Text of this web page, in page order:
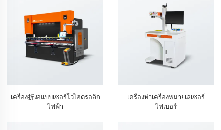
เครื่อง折งอแบบเซอร์โวไฮดรอลิก
ไฟฟ้า
เครื่องทำเครื่องหมายเลเซอร์
ไฟเบอร์